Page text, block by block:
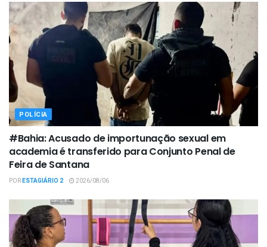
POLÍCIA
#Bahia: Acusado de importunação sexual em
academia é transferido para Conjunto Penal de
Feira de Santana
PORESTAGIÁRIO 2 2026/08/06